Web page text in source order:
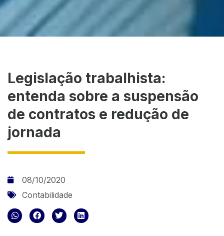
Legislação trabalhista:
entenda sobre a suspensão
de contratos e redução de
jornada
08/10/2020
Contabilidade